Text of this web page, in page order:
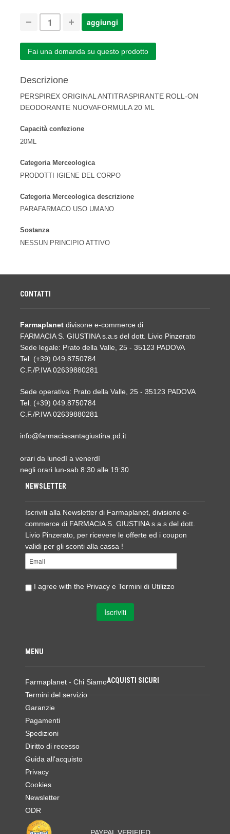
Fai una domanda su questo prodotto
Descrizione
PERSPIREX ORIGINAL ANTITRASPIRANTE ROLL-ON
DEODORANTE NUOVAFORMULA 20 ML
Capacità confezione
20ML
Categoria Merceologica
PRODOTTI IGIENE DEL CORPO
Categoria Merceologica descrizione
PARAFARMACO USO UMANO
Sostanza
NESSUN PRINCIPIO ATTIVO
CONTATTI
Farmaplanet divisone e-commerce di
FARMACIA S. GIUSTINA s.a.s del dott. Livio Pinzerato
Sede legale: Prato della Valle, 25 - 35123 PADOVA
Tel. (+39) 049.8750784
C.F./P.IVA 02639880281
Sede operativa: Prato della Valle, 25 - 35123 PADOVA
Tel. (+39) 049.8750784
C.F./P.IVA 02639880281
info@farmaciasantagiustina.pd.it
orari da lunedì a venerdì
negli orari lun-sab 8:30 alle 19:30
NEWSLETTER
Iscriviti alla Newsletter di Farmaplanet, divisione e-
commerce di FARMACIA S. GIUSTINA s.a.s del dott.
Livio Pinzerato, per ricevere le offerte ed i coupon
validi per gli sconti alla cassa !
I agree with the Privacy e Termini di Utilizzo
MENU
Farmaplanet - Chi Siamo
Termini del servizio
Garanzie
Pagamenti
Spedizioni
Diritto di recesso
Guida all'acquisto
Privacy
Cookies
Newsletter
ODR
ACQUISTI SICURI